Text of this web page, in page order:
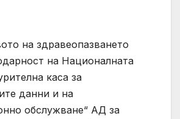
на здравеопазването
на Националната
каса за
данни и на
обслужване“ АД за